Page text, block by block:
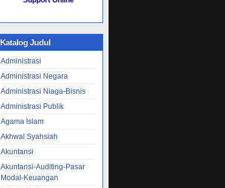
Katalog Judul
Administrasi
Administrasi Negara
Administrasi Niaga-Bisnis
Administrasi Publik
Agama Islam
Akhwal Syahsiah
Akuntansi
Akuntansi-Auditing-Pasar
Modal-Keuangan